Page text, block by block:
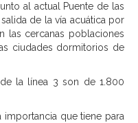
al actual Puente de las
de la vía acuática por
las cercanas poblaciones
ciudades dormitorios de
la línea 3 son de 1.800
que tiene para